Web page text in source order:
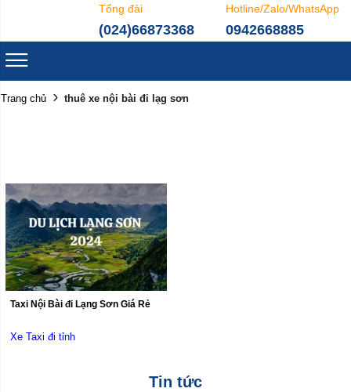
Tổng đài
(024)66873368
Hotline/Zalo/WhatsApp
0942668885
Trang chủ thuê xe nội bài đi lạg sơn
Taxi Nội Bài đi Lạng Sơn Giá Rẻ
Xe Taxi đi tỉnh
Tin tức